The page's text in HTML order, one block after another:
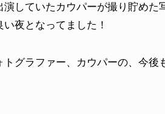
演していたカウパーが撮り貯め
夜となってました！
トグラファー、カウパーの、今後